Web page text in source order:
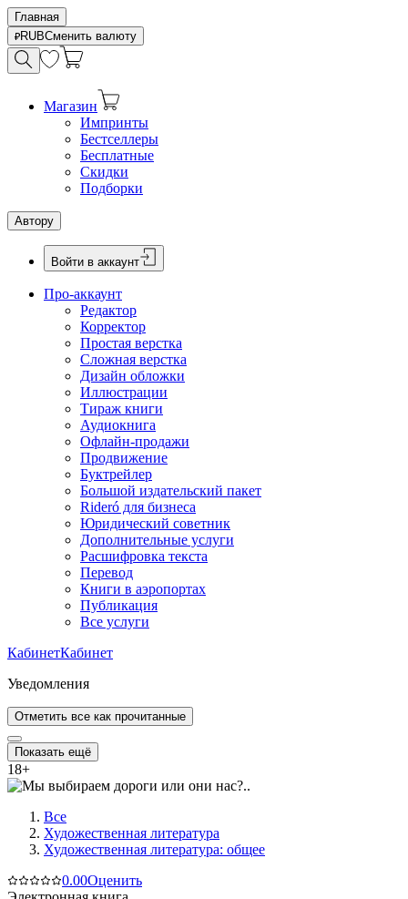
Главная
RUBСменить валюту
Магазин
Импринты
Бестселлеры
Бесплатные
Скидки
Подборки
Автору
Войти в аккаунт
Про-аккаунт
Редактор
Корректор
Простая верстка
Сложная верстка
Дизайн обложки
Иллюстрации
Тираж книги
Аудиокнига
Офлайн-продажи
Продвижение
Буктрейлер
Большой издательский пакет
Rideró для бизнеса
Юридический советник
Дополнительные услуги
Расшифровка текста
Перевод
Книги в аэропортах
Публикация
Все услуги
КабинетКабинет
Уведомления
Отметить все как прочитанные
Показать ещё
18+
Все
Художественная литература
Художественная литература: общее
0.00Оценить